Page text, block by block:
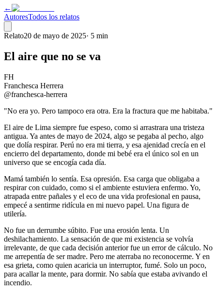
←
AutoresTodos los relatos
Relato20 de mayo de 2025· 5 min
El aire que no se va
FH
Franchesca Herrera
@franchesca-herrera
"No era yo. Pero tampoco era otra. Era la fractura que me habitaba."
El aire de Lima siempre fue espeso, como si arrastrara una tristeza
antigua. Ya antes de mayo de 2024, algo se pegaba al pecho, algo
que dolía respirar. Perú no era mi tierra, y esa ajenidad crecía en el
encierro del departamento, donde mi bebé era el único sol en un
universo que se encogía cada día.
Mamá también lo sentía. Esa opresión. Esa carga que obligaba a
respirar con cuidado, como si el ambiente estuviera enfermo. Yo,
atrapada entre pañales y el eco de una vida profesional en pausa,
empecé a sentirme ridícula en mi nuevo papel. Una figura de
utilería.
No fue un derrumbe súbito. Fue una erosión lenta. Un
deshilachamiento. La sensación de que mi existencia se volvía
irrelevante, de que cada decisión anterior fue un error de cálculo. No
me arrepentía de ser madre. Pero me aterraba no reconocerme. Y en
esa grieta, como quien acaricia un interruptor, fumé. Solo un poco,
para acallar la mente, para dormir. No sabía que estaba avivando el
incendio.